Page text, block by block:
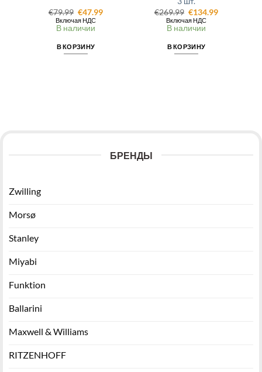
€79.99 Первоначальная
цена
составляла
€47.99Текущая
Включая НДС
В наличии
В КОРЗИНУ
€269.99 Первоначальная
цена
составляла
€134.99Текущая
Включая НДС
В наличии
В КОРЗИНУ
БРЕНДЫ
Zwilling
Morsø
Stanley
Miyabi
Funktion
Ballarini
Maxwell & Williams
RITZENHOFF